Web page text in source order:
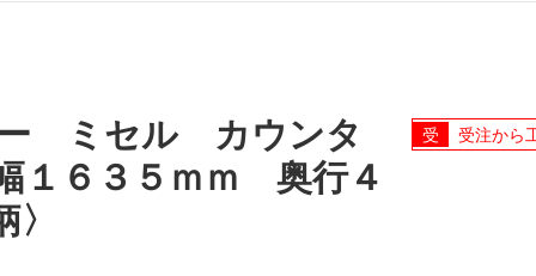
ー ミセル カウンタ
６３５ｍｍ 奥行４
受注から